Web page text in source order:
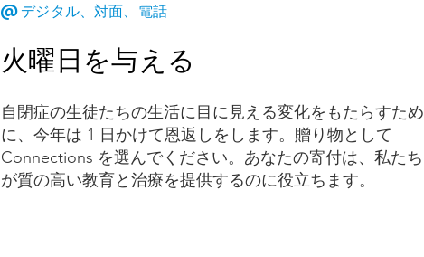
@ デジタル、対面、電話
火曜日を与える
自閉症の生徒たちの生活に目に見える変化をもたらすため
に、今年は 1 日かけて恩返しをします。贈り物として
Connections を選んでください。あなたの寄付は、私たち
が質の高い教育と治療を提供するのに役立ちます。